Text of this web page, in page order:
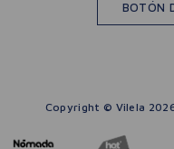
BOTÓN
Copyright © Vilela